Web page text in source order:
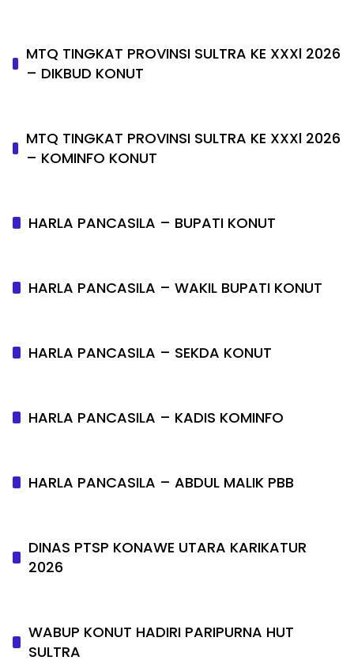
MTQ TINGKAT PROVINSI SULTRA KE XXXl 2026
– DIKBUD KONUT
MTQ TINGKAT PROVINSI SULTRA KE XXXl 2026
– KOMINFO KONUT
HARLA PANCASILA – BUPATI KONUT
HARLA PANCASILA – WAKIL BUPATI KONUT
HARLA PANCASILA – SEKDA KONUT
HARLA PANCASILA – KADIS KOMINFO
HARLA PANCASILA – ABDUL MALIK PBB
DINAS PTSP KONAWE UTARA KARIKATUR
2026
WABUP KONUT HADIRI PARIPURNA HUT
SULTRA